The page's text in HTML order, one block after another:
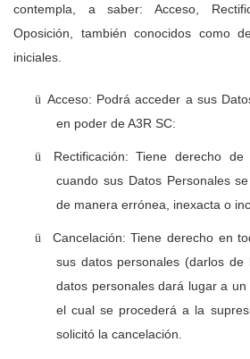
contempla, a saber: Acceso,
Oposición, también conocidos como
iniciales.
ü Acceso: Podrá acceder a sus
en poder de A3R SC:
ü
Rectificación: Tiene derecho
cuando sus Datos Personales
de manera errónea, inexacta o
ü
Cancelación: Tiene derecho en
sus datos personales (darlos de
datos personales dará lugar a
el cual se procederá a la
solicitó la cancelación.